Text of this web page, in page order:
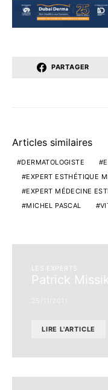
PARTAGER
Articles similaires
DERMATOLOGISTE
EXPERT ESTHÉTIQUE
EXPERT MÉDECINE
MICHEL PASCAL
LES EXPERTS
Patrick
LIRE L'ARTICLE